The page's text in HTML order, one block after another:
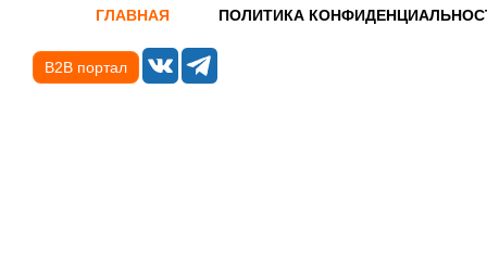
ГЛАВНАЯ ПОЛИТИКА
B2B портал